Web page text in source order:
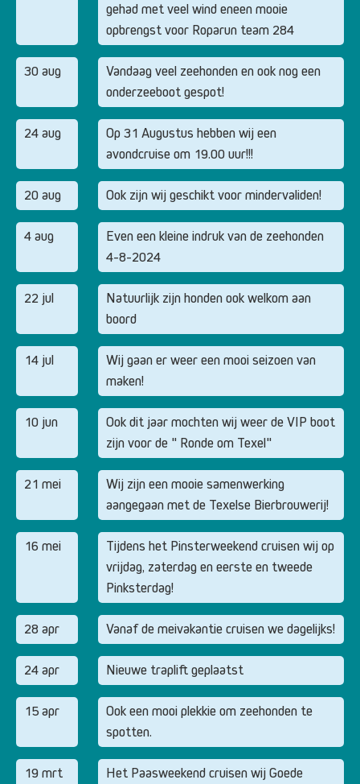
gehad met veel wind eneen mooie
opbrengst voor Roparun team 284
30 aug
Vandaag veel zeehonden en ook nog een
onderzeeboot gespot!
24 aug
Op 31 Augustus hebben wij een
avondcruise om 19.00 uur!!!
20 aug Ook zijn wij geschikt voor mindervaliden!
4 aug
Even een kleine indruk van de zeehonden
4-8-2024
22 jul
Natuurlijk zijn honden ook welkom aan
boord
14 jul
Wij gaan er weer een mooi seizoen van
maken!
10 jun
Ook dit jaar mochten wij weer de VIP boot
zijn voor de " Ronde om Texel"
21 mei
Wij zijn een mooie samenwerking
aangegaan met de Texelse Bierbrouwerij!
16 mei
Tijdens het Pinsterweekend cruisen wij op
vrijdag, zaterdag en eerste en tweede
Pinksterdag!
28 apr Vanaf de meivakantie cruisen we dagelijks!
24 apr Nieuwe traplift geplaatst
15 apr
Ook een mooi plekkie om zeehonden te
spotten.
19 mrt
Het Paasweekend cruisen wij Goede